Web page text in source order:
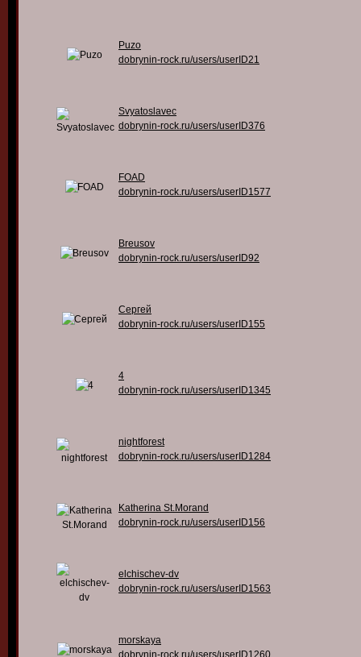
Puzo
dobrynin-rock.ru/users/userID21
Svyatoslavec
dobrynin-rock.ru/users/userID376
FOAD
dobrynin-rock.ru/users/userID1577
Breusov
dobrynin-rock.ru/users/userID92
Сергей
dobrynin-rock.ru/users/userID155
4
dobrynin-rock.ru/users/userID1345
nightforest
dobrynin-rock.ru/users/userID1284
Katherina St.Morand
dobrynin-rock.ru/users/userID156
elchischev-dv
dobrynin-rock.ru/users/userID1563
morskaya
dobrynin-rock.ru/users/userID1260